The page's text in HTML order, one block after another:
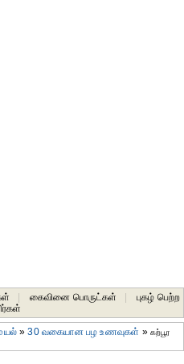
கைவினை பொருட்கள்
புகழ் பெற்ற
»30 வகையான பழ உணவுகள் » கற்பூர